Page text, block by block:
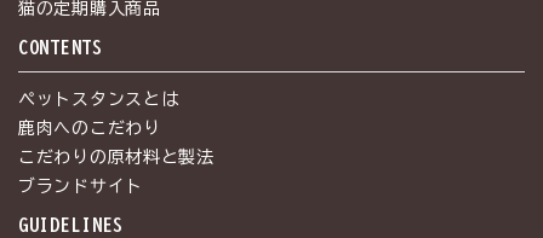
猫の定期購入商品
CONTENTS
ペットスタンスとは
鹿肉へのこだわり
こだわりの原材料と製法
ブランドサイト
GUIDELINES